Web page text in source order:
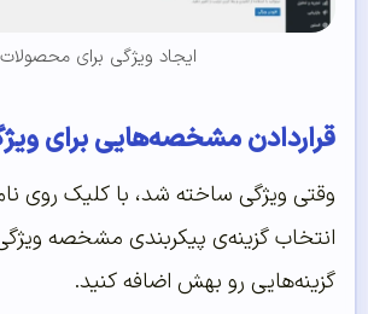
ایجاد ویژگی برای محصولات
قراردادن مشخصه‌هایی برای
وقتی ویژگی ساخته شد، با کلیک روی
انتخاب گزینه‌ی پیکربندی مشخصه
گزینه‌هایی رو بهش اضافه کنید.